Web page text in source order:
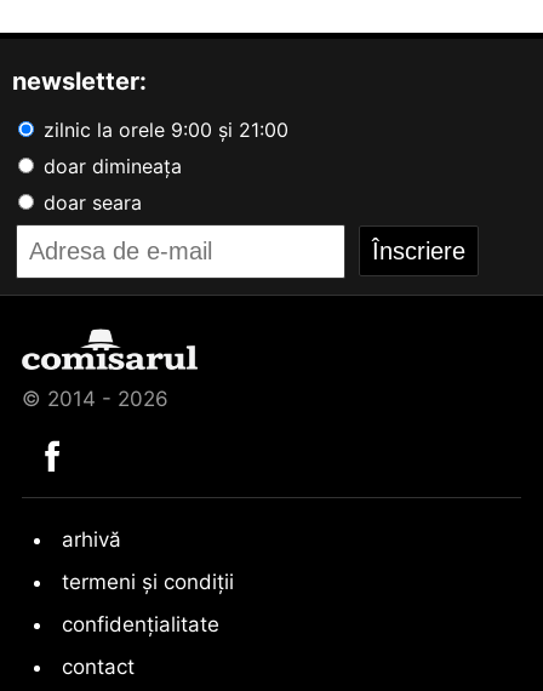
newsletter:
zilnic la orele 9:00 și 21:00
doar dimineața
doar seara
© 2014 - 2026
arhivă
termeni și condiții
confidențialitate
contact